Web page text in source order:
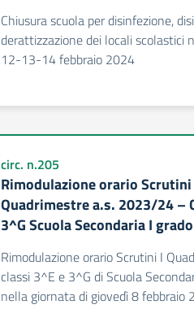
Chiusura scuola per disinfezione,
derattizzazione dei locali scolastici
12-13-14 febbraio 2024
circ. n.205
Rimodulazione orario Scrutini
Quadrimestre a.s. 2023/24 –
3^G Scuola Secondaria I grado
Rimodulazione orario Scrutini I
classi 3^E e 3^G di Scuola
nella giornata di giovedì 8 febbraio